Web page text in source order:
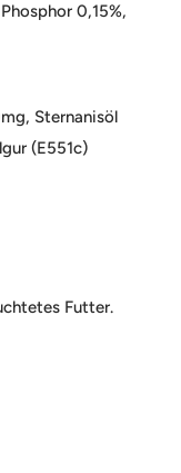
0,15%,
Sternanisöl
(E551c)
Futter.